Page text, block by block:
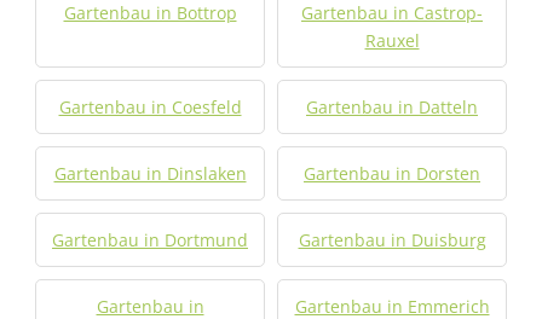
Gartenbau in Bottrop
Gartenbau in Castrop-
Rauxel
Gartenbau in Coesfeld Gartenbau in Datteln
Gartenbau in Dinslaken Gartenbau in Dorsten
Gartenbau in Dortmund Gartenbau in Duisburg
Gartenbau in
Gartenbau in Emmerich